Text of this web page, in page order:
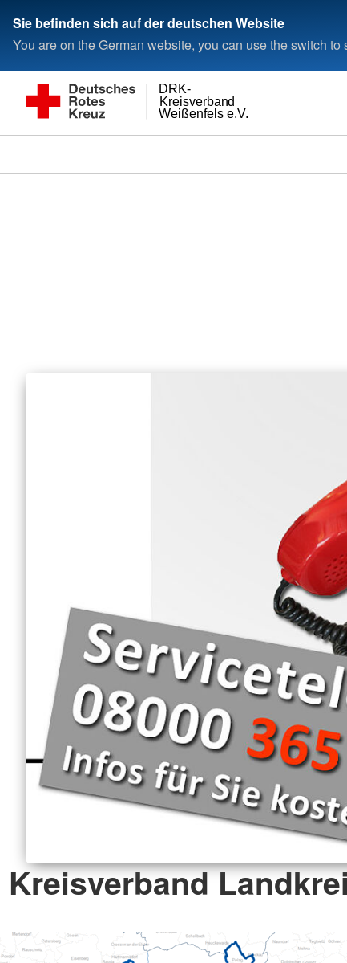
Sie befinden sich auf der deutschen Website
You are on the German website, you can use the switch
Weißenfels e.V.
Kreisverband
DRK-
Kreisverband